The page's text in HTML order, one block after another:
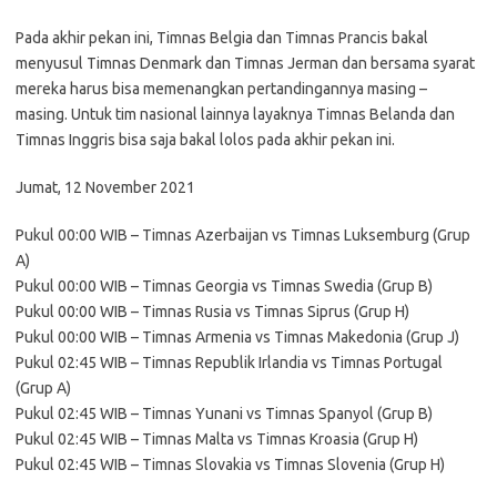
Pada akhir pekan ini, Timnas Belgia dan Timnas Prancis bakal
menyusul Timnas Denmark dan Timnas Jerman dan bersama syarat
mereka harus bisa memenangkan pertandingannya masing –
masing. Untuk tim nasional lainnya layaknya Timnas Belanda dan
Timnas Inggris bisa saja bakal lolos pada akhir pekan ini.
Jumat, 12 November 2021
Pukul 00:00 WIB – Timnas Azerbaijan vs Timnas Luksemburg (Grup
A)
Pukul 00:00 WIB – Timnas Georgia vs Timnas Swedia (Grup B)
Pukul 00:00 WIB – Timnas Rusia vs Timnas Siprus (Grup H)
Pukul 00:00 WIB – Timnas Armenia vs Timnas Makedonia (Grup J)
Pukul 02:45 WIB – Timnas Republik Irlandia vs Timnas Portugal
(Grup A)
Pukul 02:45 WIB – Timnas Yunani vs Timnas Spanyol (Grup B)
Pukul 02:45 WIB – Timnas Malta vs Timnas Kroasia (Grup H)
Pukul 02:45 WIB – Timnas Slovakia vs Timnas Slovenia (Grup H)